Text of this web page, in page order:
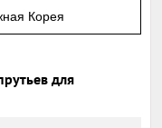
Корея
для